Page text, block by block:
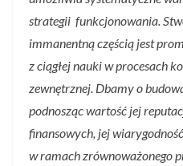
strategii funkcjonowania.
immanentną częścią jest
z ciągłej nauki w procesach
zewnętrznej. Dbamy o
podnosząc wartość jej
finansowych, jej
w ramach zrównoważonego